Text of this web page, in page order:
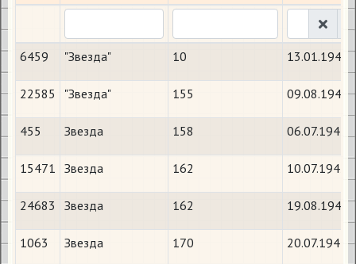
6459 "Звезда" 10 13.01.1942
22585 "Звезда" 155 09.08.1944
455 Звезда 158 06.07.1941
15471 Звезда 162 10.07.1942
24683 Звезда 162 19.08.1944
1063 Звезда 170 20.07.1941